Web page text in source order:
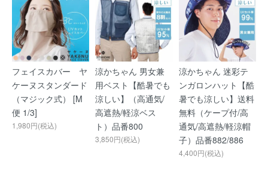
フェイスカバー ヤ
ケーヌスタンダード
（マジック式） [M
便 1/3]
1,980円(税込)
涼かちゃん 男女兼
用ベスト【酷暑でも
涼しい】（高通気/
高遮熱/軽涼ベス
ト）品番800
3,850円(税込)
涼かちゃん 迷彩テ
ンガロンハット【酷
暑でも涼しい】送料
無料（ケープ付/高
通気/高遮熱/軽涼帽
子）品番882/886
4,400円(税込)